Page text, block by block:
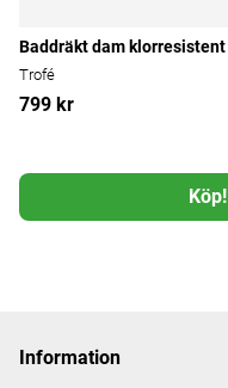
Baddräkt dam klorresistent
Trofé
799 kr
Köp!
Information